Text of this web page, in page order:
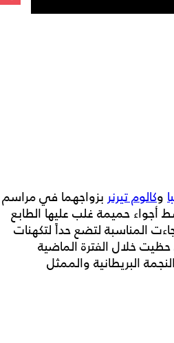
وكالوم تيرنر بزواجهما في مراسم
حميمة غلب عليها الطابع
المناسبة لتضع حداً لتكهنات
خلال الفترة الماضية
البريطانية والممثل